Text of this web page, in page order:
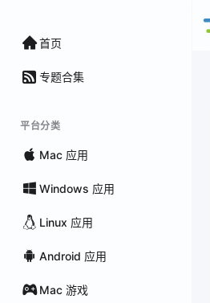
首页
专题合集
平台分类
Mac 应用
Windows 应用
Linux 应用
Android 应用
Mac 游戏